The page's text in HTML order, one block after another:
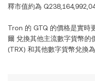
釋市值約為
Tron 的 GTQ 的價格是實時
爾 兌換其他主流數字貨幣的
(TRX) 和其他數字貨幣兌換為